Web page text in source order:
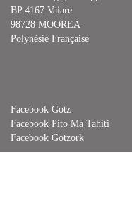
BP 4167 Vaiare
98728 MOOREA
Polynésie Française
Facebook Gotz
Facebook Pito Ma Tahiti
Facebook Gotzork